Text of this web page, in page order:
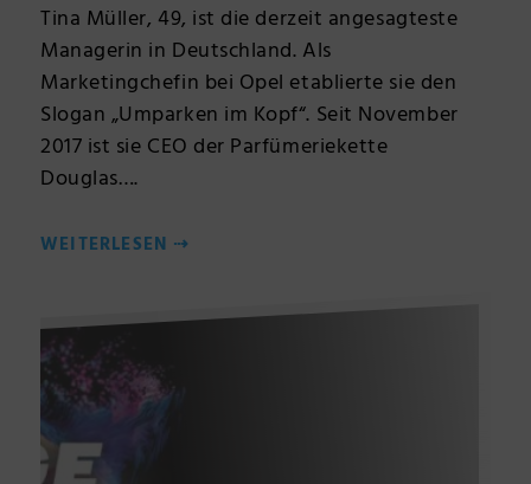
Tina Müller, 49, ist die derzeit angesagteste
Managerin in Deutschland. Als
Marketingchefin bei Opel etablierte sie den
Slogan „Umparken im Kopf“. Seit November
2017 ist sie CEO der Parfümeriekette
Douglas….
WEITERLESEN ⇢